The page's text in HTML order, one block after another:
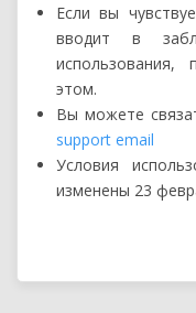
Если вы
вводит в
этом.
Вы можете
support email
Условия
изменены 23